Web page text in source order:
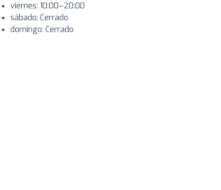
viernes: 10:00–20:00
sábado: Cerrado
domingo: Cerrado